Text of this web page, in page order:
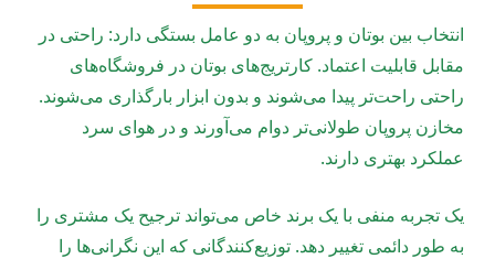
انتخاب بین بوتان و پروپان به دو عامل بستگی دارد: راحتی در
مقابل قابلیت اعتماد. کارتریج‌های بوتان در فروشگاه‌های
راحتی راحت‌تر پیدا می‌شوند و بدون ابزار بارگذاری می‌شوند.
مخازن پروپان طولانی‌تر دوام می‌آورند و در هوای سرد
عملکرد بهتری دارند.
یک تجربه منفی با یک برند خاص می‌تواند ترجیح یک مشتری را
به طور دائمی تغییر دهد. توزیع‌کنندگانی که این نگرانی‌ها را